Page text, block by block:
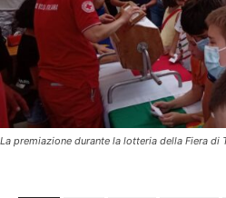
La premiazione durante la lotteria della Fiera di